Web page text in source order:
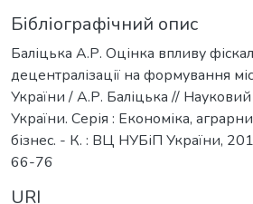
Бібліографічний опис
Баліцька А.Р. Оцінка впливу
децентралізації на формування
України / А.Р. Баліцька //
України. Серія : Економіка,
бізнес. - К. : ВЦ НУБіП України,
66-76
URI